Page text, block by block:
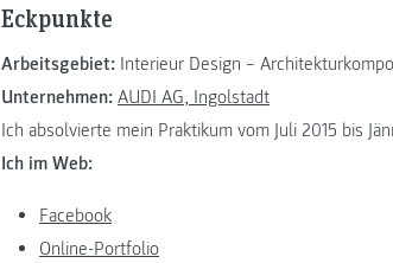
Eckpunkte
Arbeitsgebiet: Interieur Design –
Unternehmen: AUDI AG, Ingolstadt
Ich absolvierte mein Praktikum vom Juli 2015 bis
Ich im Web:
Facebook
Online-Portfolio